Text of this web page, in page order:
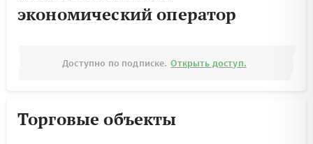
экономический оператор
Доступно по подписке. Открыть доступ.
Торговые объекты